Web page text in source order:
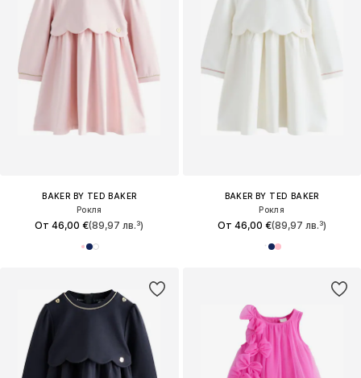
BAKER BY TED BAKER
Рокля
От 46,00 €(89,97 лв.³)
BAKER BY TED BAKER
Рокля
От 46,00 €(89,97 лв.³)